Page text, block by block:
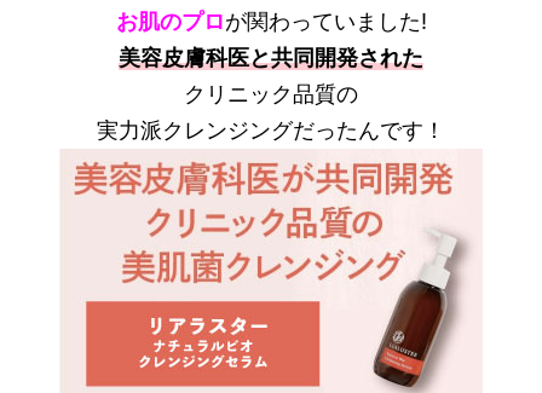
お肌のプロが関わっていました!
美容皮膚科医と共同開発された
クリニック品質の
実力派クレンジングだったんです！